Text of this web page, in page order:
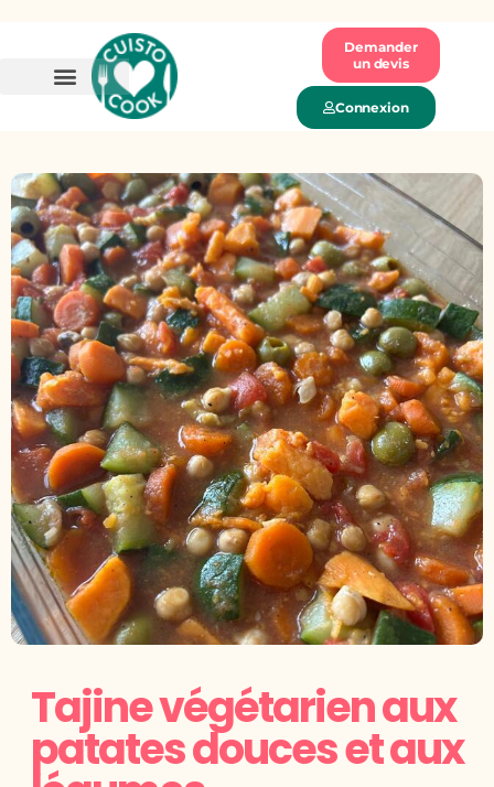
Demander
un devis
Connexion
Tajine végétarien aux
patates douces et aux